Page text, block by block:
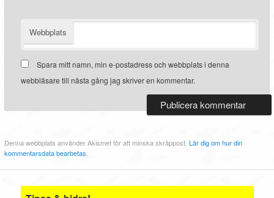
Webbplats
Spara mitt namn, min e-postadress och webbplats i denna
webbläsare till nästa gång jag skriver en kommentar.
Denna webbplats använder Akismet för att minska skräppost.Lär dig om hur din
kommentarsdata bearbetas.